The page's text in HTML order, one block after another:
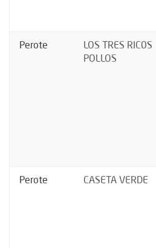
Perote
LOS TRES RIC0S
POLLOS
Perote CASETA VERDE